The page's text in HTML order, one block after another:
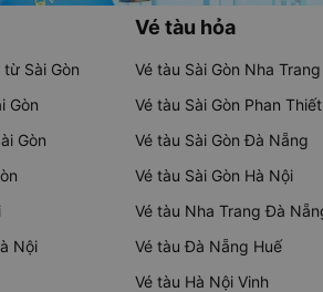
Sài Gòn
Gòn
Gòn
Nội
Vé tàu hỏa
Vé tàu Sài Gòn Nha Trang
Vé tàu Sài Gòn Phan Thiết
Vé tàu Sài Gòn Đà Nẵng
Vé tàu Sài Gòn Hà Nội
Vé tàu Nha Trang Đà
Vé tàu Đà Nẵng Huế
Vé tàu Hà Nội Vinh